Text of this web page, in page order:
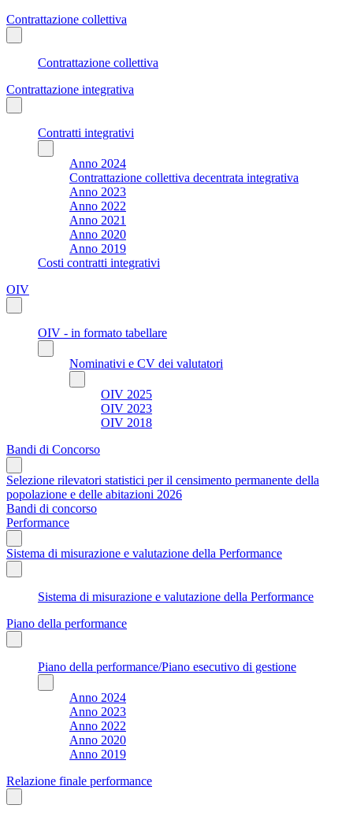
Contrattazione collettiva
Contrattazione collettiva
Contrattazione integrativa
Contratti integrativi
Anno 2024
Contrattazione collettiva decentrata integrativa
Anno 2023
Anno 2022
Anno 2021
Anno 2020
Anno 2019
Costi contratti integrativi
OIV
OIV - in formato tabellare
Nominativi e CV dei valutatori
OIV 2025
OIV 2023
OIV 2018
Bandi di Concorso
Selezione rilevatori statistici per il censimento permanente della
popolazione e delle abitazioni 2026
Bandi di concorso
Performance
Sistema di misurazione e valutazione della Performance
Sistema di misurazione e valutazione della Performance
Piano della performance
Piano della performance/Piano esecutivo di gestione
Anno 2024
Anno 2023
Anno 2022
Anno 2020
Anno 2019
Relazione finale performance